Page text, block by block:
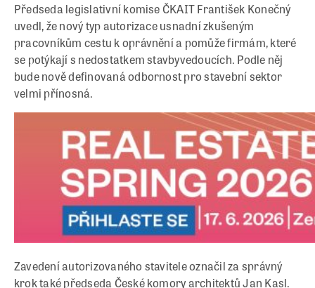
Předseda legislativní komise ČKAIT František Konečný
uvedl, že nový typ autorizace usnadní zkušeným
pracovníkům cestu k oprávnění a pomůže firmám, které
se potýkají s nedostatkem stavbyvedoucích. Podle něj
bude nově definovaná odbornost pro stavební sektor
velmi přínosná.
Zavedení autorizovaného stavitele označil za správný
krok také předseda České komory architektů Jan Kasl.